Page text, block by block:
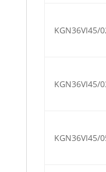
KGN36VI45/
KGN36VI45/
KGN36VI45/